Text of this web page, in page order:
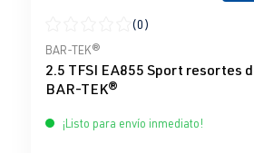
Calificación promedio de 0 de 5
(0)
BAR-TEK®
2.5 TFSI EA855 Sport resortes
BAR-TEK®
¡Listo para envío inmediato!